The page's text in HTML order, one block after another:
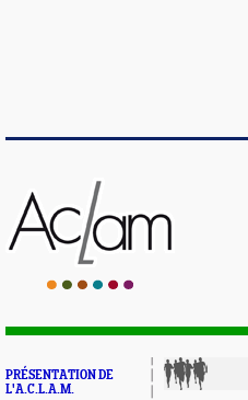
PRÉSENTATION DE
L'A.C.L.A.M.